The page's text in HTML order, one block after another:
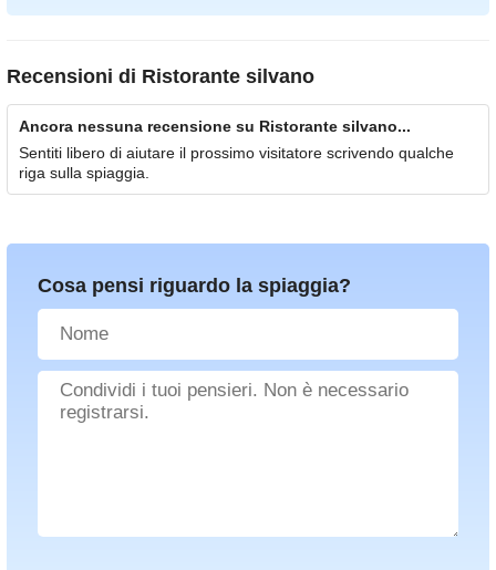
Recensioni di Ristorante silvano
Ancora nessuna recensione su Ristorante silvano...
Sentiti libero di aiutare il prossimo visitatore scrivendo qualche
riga sulla spiaggia.
Cosa pensi riguardo la spiaggia?